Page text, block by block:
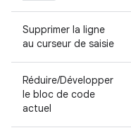
Supprimer la ligne
au curseur de saisie
Réduire/Développer
le bloc de code
actuel